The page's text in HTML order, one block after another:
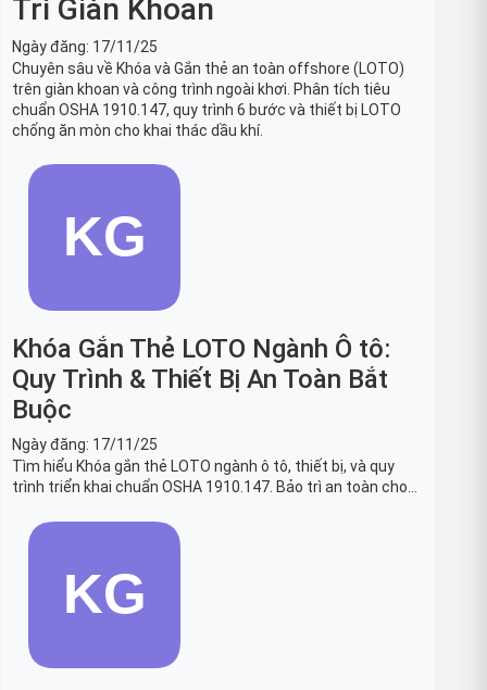
Trì Giàn Khoan
Ngày đăng: 17/11/25
Chuyên sâu về Khóa và Gắn thẻ an toàn offshore (LOTO)
trên giàn khoan và công trình ngoài khơi. Phân tích tiêu
chuẩn OSHA 1910.147, quy trình 6 bước và thiết bị LOTO
chống ăn mòn cho khai thác dầu khí.
Khóa Gắn Thẻ LOTO Ngành Ô tô:
Quy Trình & Thiết Bị An Toàn Bắt
Buộc
Ngày đăng: 17/11/25
Tìm hiểu Khóa gắn thẻ LOTO ngành ô tô, thiết bị, và quy
trình triển khai chuẩn OSHA 1910.147. Bảo trì an toàn cho